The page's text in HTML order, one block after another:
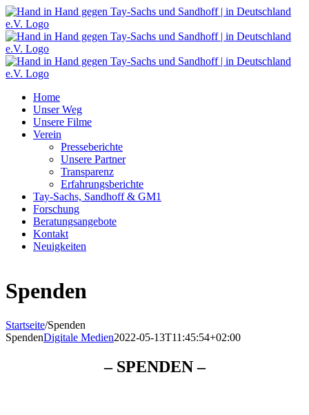
Zum
Inhalt
springen
Home
Unser Weg
Unsere Filme
Verein
Presseberichte
Unsere Partner
Transparenz
Erfahrungsberichte
Tay-Sachs, Sandhoff & GM1
Forschung
Beratungsangebote
Kontakt
Neuigkeiten
Spenden
Startseite/Spenden
SpendenDigitale Medien2022-05-13T11:45:54+02:00
– SPENDEN –